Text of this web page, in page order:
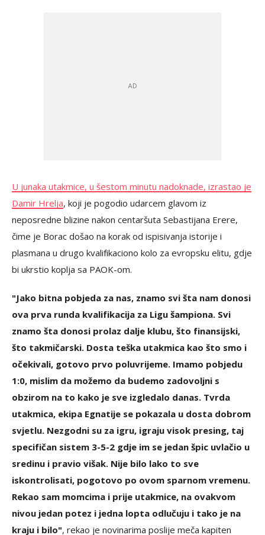
U junaka utakmice, u šestom minutu nadoknade, izrastao je
Damir Hrelja, koji je pogodio udarcem glavom iz
neposredne blizine nakon centaršuta Sebastijana Erere,
čime je Borac došao na korak od ispisivanja istorije i
plasmana u drugo kvalifikaciono kolo za evropsku elitu, gdje
bi ukrstio koplja sa PAOK-om.
"Jako bitna pobjeda za nas, znamo svi šta nam donosi
ova prva runda kvalifikacija za Ligu šampiona. Svi
znamo šta donosi prolaz dalje klubu, što finansijski,
što takmičarski. Dosta teška utakmica kao što smo i
očekivali, gotovo prvo poluvrijeme. Imamo pobjedu
1:0, mislim da možemo da budemo zadovoljni s
obzirom na to kako je sve izgledalo danas. Tvrda
utakmica, ekipa Egnatije se pokazala u dosta dobrom
svjetlu. Nezgodni su za igru, igraju visok presing, taj
specifičan sistem 3-5-2 gdje im se jedan špic uvlačio u
sredinu i pravio višak. Nije bilo lako to sve
iskontrolisati, pogotovo po ovom sparnom vremenu.
Rekao sam momcima i prije utakmice, na ovakvom
nivou jedan potez i jedna lopta odlučuju i tako je na
kraju i bilo", rekao je novinarima poslije meča kapiten